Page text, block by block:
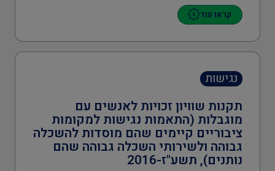
קראו עוד
נגישות
תקנות שוויון זכויות לאנשים עם
מוגבלות (התאמות נגישות למקומות
ציבוריים קיימים שהם מוסדות להשכלה
גבוהה ולשירותי השכלה גבוהה שהם
נותנים), תשע"ז-2016